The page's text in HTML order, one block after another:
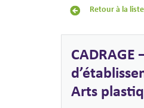
Retour à la liste
Arts